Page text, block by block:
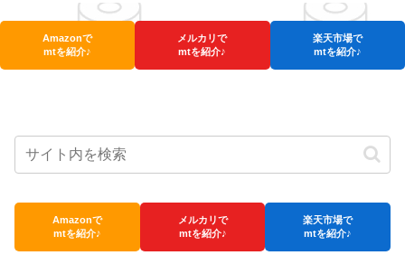
Amazonで
mtを紹介♪
メルカリで
mtを紹介♪
楽天市場で
mtを紹介♪
Amazonで
mtを紹介♪
メルカリで
mtを紹介♪
楽天市場で
mtを紹介♪